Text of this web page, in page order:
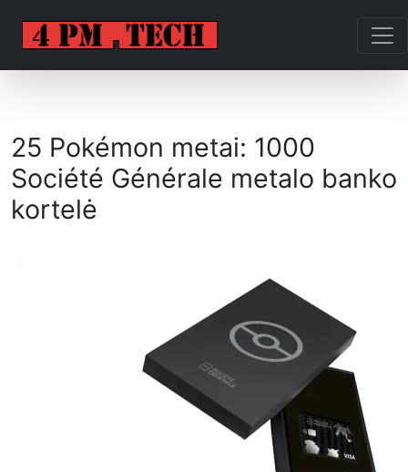
25 Pokémon metai: 1000
Société Générale metalo banko
kortelė